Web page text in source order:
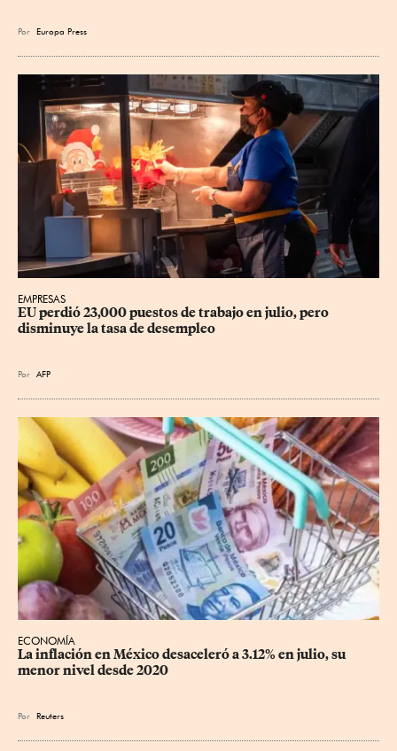
Por Europa Press
EMPRESAS
EU perdió 23,000 puestos de trabajo en julio, pero
disminuye la tasa de desempleo
Por AFP
ECONOMÍA
La inflación en México desaceleró a 3.12% en julio, su
menor nivel desde 2020
Por Reuters